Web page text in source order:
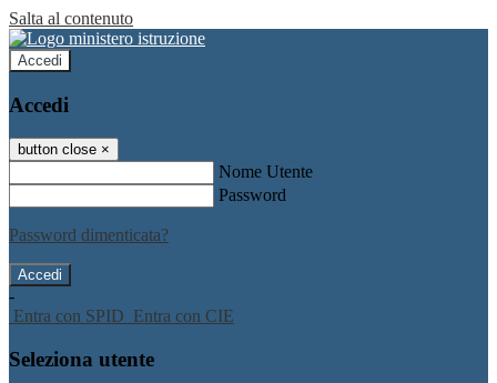
Salta al contenuto
Accedi
Accedi
button close ×
Nome Utente
Password
Password dimenticata?
-
Entra con SPID Entra con CIE
Seleziona utente